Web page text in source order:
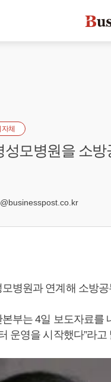
체
모병원을 소방
병원과 연계해 소방
부는 4일 보도자료를
운영을 시작했다”라고